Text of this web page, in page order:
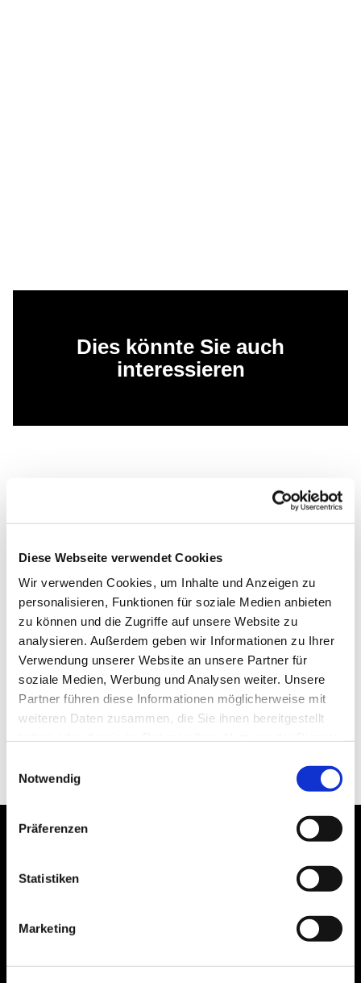
Diese Webseite verwendet Cookies
Wir verwenden Cookies, um Inhalte und Anzeigen zu
personalisieren, Funktionen für soziale Medien anbieten
zu können und die Zugriffe auf unsere Website zu
analysieren. Außerdem geben wir Informationen zu Ihrer
Verwendung unserer Website an unsere Partner für
soziale Medien, Werbung und Analysen weiter. Unsere
Partner führen diese Informationen möglicherweise mit
weiteren Daten zusammen, die Sie ihnen bereitgestellt
Notwendig
Präferenzen
Statistiken
Marketing
Dies könnte Sie auch
interessieren